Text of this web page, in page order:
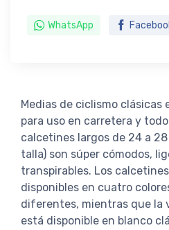
WhatsApp
Medias de ciclismo clásicas
para uso en carretera y
calcetines largos de 24 a
talla) son súper cómodos,
transpirables. Los
disponibles en cuatro
diferentes, mientras que la
está disponible en blanco